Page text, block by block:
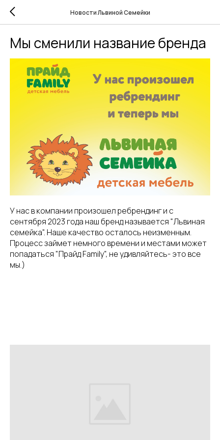
Новости Львиной Семейки
Мы сменили название бренда
У нас в компании произошел ребрендинг и с
сентября 2023 года наш бренд называется "Львиная
семейка". Наше качество осталось неизменным.
Процесс займет немного времени и местами может
попадаться "Прайд Family", не удивляйтесь- это все
мы.)